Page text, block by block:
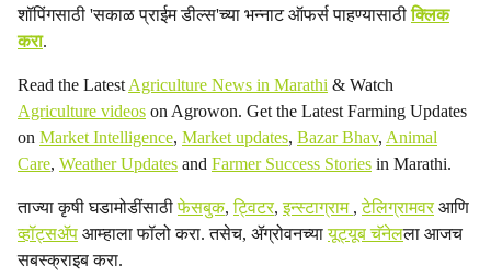
शॉपिंगसाठी 'सकाळ प्राईम डील्स'च्या भन्नाट ऑफर्स पाहण्यासाठीक्लिक
करा.
Read the Latest Agriculture News in Marathi & Watch
Agriculture videos on Agrowon. Get the Latest Farming Updates
on Market Intelligence, Market updates, Bazar Bhav, Animal
Care, Weather Updates and Farmer Success Stories in Marathi.
ताज्या कृषी घडामोडींसाठीफेसबुक,ट्विटर,इन्स्टाग्राम ,टेलिग्रामवरआणि
व्हॉट्सॲप आम्हाला फॉलो करा. तसेच, ॲग्रोवनच्यायूट्यूब चॅनेलला आजच
सबस्क्राइब करा.